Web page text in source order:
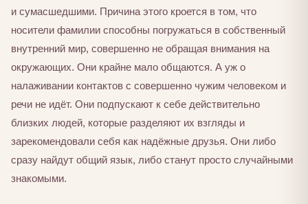
и сумасшедшими. Причина этого кроется в том, что
носители фамилии способны погружаться в собственный
внутренний мир, совершенно не обращая внимания на
окружающих. Они крайне мало общаются. А уж о
налаживании контактов с совершенно чужим человеком и
речи не идёт. Они подпускают к себе действительно
близких людей, которые разделяют их взгляды и
зарекомендовали себя как надёжные друзья. Они либо
сразу найдут общий язык, либо станут просто случайными
знакомыми.